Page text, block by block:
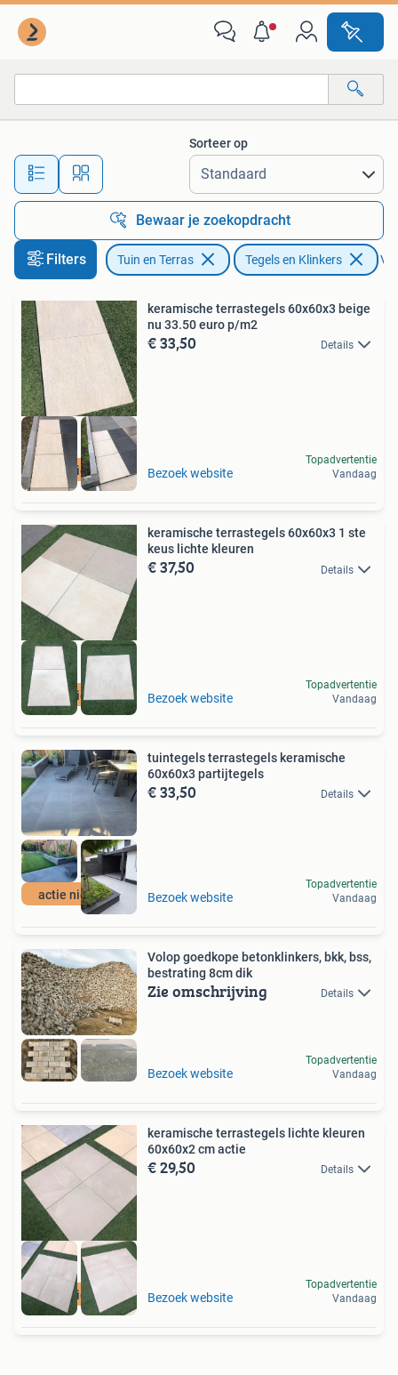
Alle afstanden…
Sorteer op
Bewaar je zoekopdracht
Filters Tuin en Terras Tegels en Klinkers
actie niet duur
keramische terrastegels 60x60x3 beige
nu 33.50 euro p/m2
€ 33,50 Details
Bezoek website
Topadvertentie
Vandaag
actie niet duur
keramische terrastegels 60x60x3 1 ste
keus lichte kleuren
€ 37,50 Details
Bezoek website
Topadvertentie
Vandaag
actie niet duur
tuintegels terrastegels keramische
60x60x3 partijtegels
€ 33,50 Details
Bezoek website
Topadvertentie
Vandaag
Volop goedkope betonklinkers, bkk, bss,
bestrating 8cm dik
Zie omschrijving Details
Bezoek website
Topadvertentie
Vandaag
actie niet duur
keramische terrastegels lichte kleuren
60x60x2 cm actie
€ 29,50 Details
Bezoek website
Topadvertentie
Vandaag